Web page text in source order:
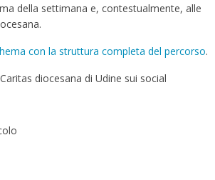
della settimana e, contestualmente, alle
con la struttura completa del percorso.
diocesana di Udine sui social